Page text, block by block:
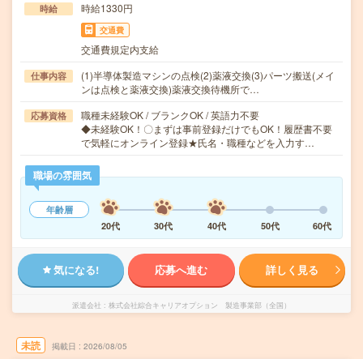
時給 時給1330円
交通費
交通費規定内支給
仕事内容
(1)半導体製造マシンの点検(2)薬液交換(3)パーツ搬送(メイ
ンは点検と薬液交換)薬液交換待機所で…
応募資格
職種未経験OK / ブランクOK / 英語力不要
◆未経験OK！〇まずは事前登録だけでもOK！履歴書不要
で気軽にオンライン登録★氏名・職種などを入力す…
職場の雰囲気
年齢層
20代
30代 40代 50代 60代
気になる! 応募へ進む 詳しく見る
派遣会社 株式会社綜合キャリアオプション 製造事業部（全国）
未読 掲載日 2026/08/05